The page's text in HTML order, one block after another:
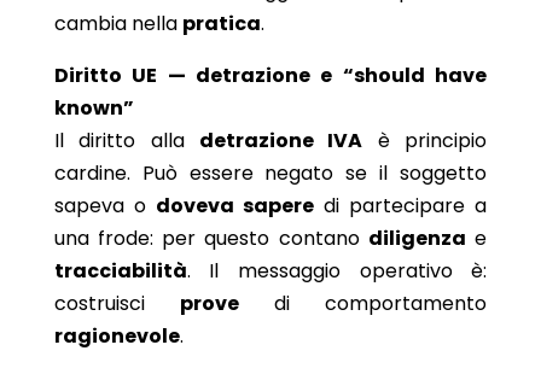
cambia nella pratica.
Diritto UE — detrazione e “should have
known”
Il diritto alla detrazione IVA è principio
cardine. Può essere negato se il soggetto
sapeva o doveva sapere di partecipare a
una frode: per questo contano diligenza e
tracciabilità. Il messaggio operativo è:
costruisci provedi comportamento
ragionevole.